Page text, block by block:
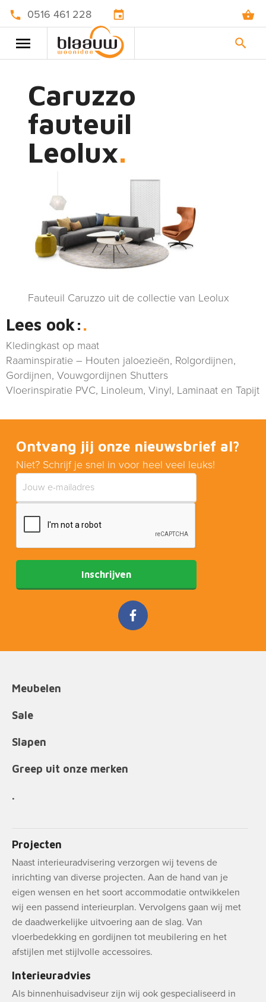
0516 461 228
Caruzzo
fauteuil
Leolux
Fauteuil Caruzzo uit de collectie van Leolux
Lees ook:
Kledingkast op maat
Raaminspiratie – Houten jaloezieën, Rolgordijnen,
Gordijnen, Vouwgordijnen Shutters
Vloerinspiratie PVC, Linoleum, Vinyl, Laminaat en Tapijt
Ontvang jij onze nieuwsbrief al?
Niet? Schrijf je snel in voor heel veel leuks!
Inschrijven
Meubelen
Sale
Slapen
Greep uit onze merken
.
Projecten
Naast interieuradvisering verzorgen wij tevens de
inrichting van diverse projecten. Aan de hand van je
eigen wensen en het soort accommodatie ontwikkelen
wij een passend interieurplan. Vervolgens gaan wij met
de daadwerkelijke uitvoering aan de slag. Van
vloerbedekking en gordijnen tot meubilering en het
afstijlen met stijlvolle accessoires.
Interieuradvies
Als binnenhuisadviseur zijn wij ook gespecialiseerd in